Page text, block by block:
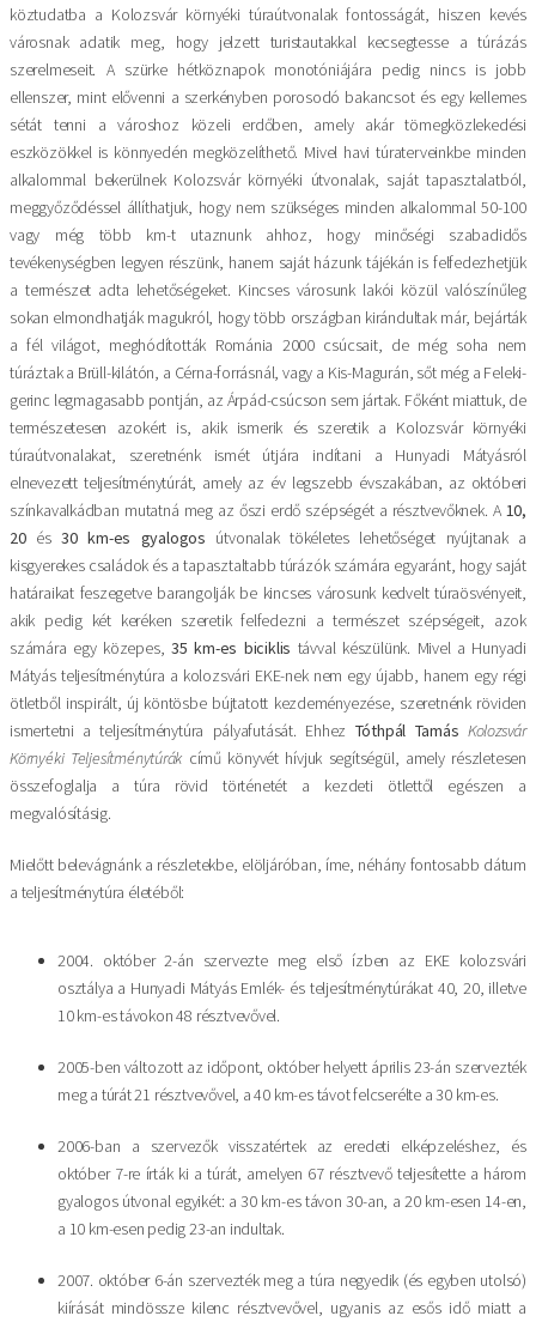
köztudatba a Kolozsvár környéki túraútvonalak fontosságát, hiszen kevés
városnak adatik meg, hogy jelzett turistautakkal kecsegtesse a túrázás
szerelmeseit. A szürke hétköznapok monotóniájára pedig nincs is jobb
ellenszer, mint elővenni a szerkényben porosodó bakancsot és egy kellemes
sétát tenni a városhoz közeli erdőben, amely akár tömegközlekedési
eszközökkel is könnyedén megközelíthető. Mivel havi túraterveinkbe minden
alkalommal bekerülnek Kolozsvár környéki útvonalak, saját tapasztalatból,
meggyőződéssel állíthatjuk, hogy nem szükséges minden alkalommal 50-100
vagy még több km-t utaznunk ahhoz, hogy minőségi szabadidős
tevékenységben legyen részünk, hanem saját házunk tájékán is felfedezhetjük
a természet adta lehetőségeket. Kincses városunk lakói közül valószínűleg
sokan elmondhatják magukról, hogy több országban kirándultak már, bejárták
a fél világot, meghódították Románia 2000 csúcsait, de még soha nem
túráztak a Brüll-kilátón, a Cérna-forrásnál, vagy a Kis-Magurán, sőt még a Feleki-
gerinc legmagasabb pontján, az Árpád-csúcson sem jártak. Főként miattuk, de
természetesen azokért is, akik ismerik és szeretik a Kolozsvár környéki
túraútvonalakat, szeretnénk ismét útjára indítani a Hunyadi Mátyásról
elnevezett teljesítménytúrát, amely az év legszebb évszakában, az októberi
színkavalkádban mutatná meg az őszi erdő szépségét a résztvevőknek. A 10,
20és30 km-es gyalogos útvonalak tökéletes lehetőséget nyújtanak a
kisgyerekes családok és a tapasztaltabb túrázók számára egyaránt, hogy saját
határaikat feszegetve barangolják be kincses városunk kedvelt túraösvényeit,
akik pedig két keréken szeretik felfedezni a természet szépségeit, azok
számára egy közepes,35 km-es biciklis távval készülünk. Mivel a Hunyadi
Mátyás teljesítménytúra a kolozsvári EKE-nek nem egy újabb, hanem egy régi
ötletből inspirált, új köntösbe bújtatott kezdeményezése, szeretnénk röviden
ismertetni a teljesítménytúra pályafutását. Ehhez Tóthpál Tamás Kolozsvár
Környéki Teljesítménytúrák című könyvét hívjuk segítségül, amely részletesen
összefoglalja a túra rövid történetét a kezdeti ötlettől egészen a
megvalósításig.
Mielőtt belevágnánk a részletekbe, elöljáróban, íme, néhány fontosabb dátum
a teljesítménytúra életéből:
2004. október 2-án szervezte meg első ízben az EKE kolozsvári
osztálya a Hunyadi Mátyás Emlék- és teljesítménytúrákat 40, 20, illetve
10 km-es távokon 48 résztvevővel.
2005-ben változott az időpont, október helyett április 23-án szervezték
meg a túrát 21 résztvevővel, a 40 km-es távot felcserélte a 30 km-es.
2006-ban a szervezők visszatértek az eredeti elképzeléshez, és
október 7-re írták ki a túrát, amelyen 67 résztvevő teljesítette a három
gyalogos útvonal egyikét: a 30 km-es távon 30-an, a 20 km-esen 14-en,
a 10 km-esen pedig 23-an indultak.
2007. október 6-án szervezték meg a túra negyedik (és egyben utolsó)
kiírását mindössze kilenc résztvevővel, ugyanis az esős idő miatt a